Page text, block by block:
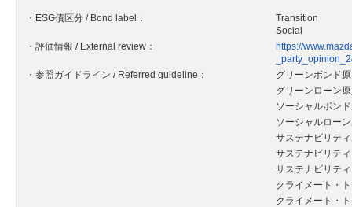
・ESG債区分 / Bond label：
Transition
Social
・評価情報 / External review：
https://
・参照ガイドライン / Referred guideline：
グリーンボンド
グリーンローン
ソーシャルボン
ソーシャルロー
サステナビリテ
サステナビリテ
サステナビリテ
クライメート・
クライメート・